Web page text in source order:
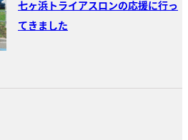
七ヶ浜トライアスロンの応援に行っ
てきました